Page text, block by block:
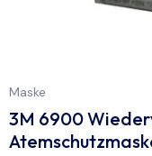
Maske
3M 6900